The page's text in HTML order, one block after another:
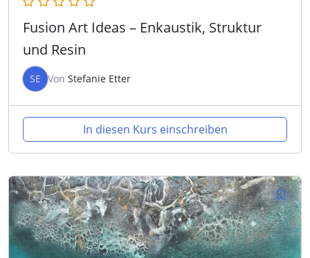
Fusion Art Ideas – Enkaustik, Struktur
und Resin
SE Von Stefanie Etter
In diesen Kurs einschreiben